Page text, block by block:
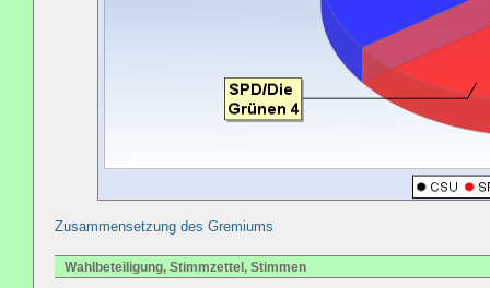
Zusammensetzung des Gremiums
Wahlbeteiligung, Stimmzettel, Stimmen